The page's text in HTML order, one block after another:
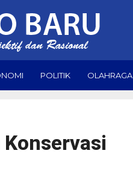
POLITIK OLAHRAGA